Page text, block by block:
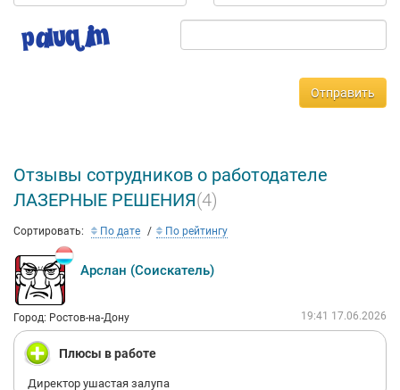
Отправить
Отзывы сотрудников о работодателе
ЛАЗЕРНЫЕ РЕШЕНИЯ(4)
Сортировать: По дате По рейтингу
Арслан (Соискатель)
Город: Ростов-на-Дону 19:41 17.06.2026
Плюсы в работе
Директор ушастая залупа